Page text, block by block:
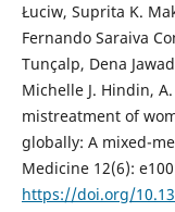
Łuciw, Suprita K.
Fernando Saraiva
Tunçalp, Dena
Michelle J. Hindin,
mistreatment of
globally: A mixed-
Medicine 12(6):
https://doi.org/